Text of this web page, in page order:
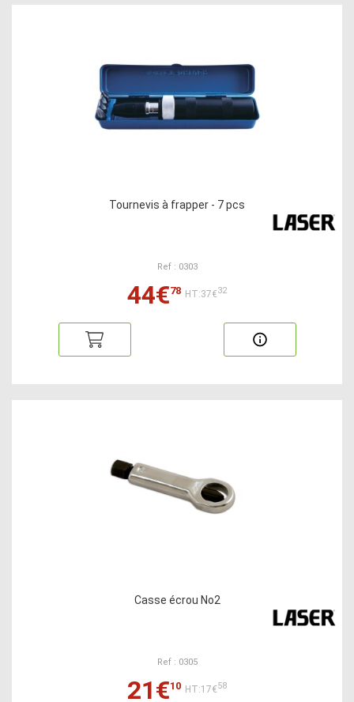
Tournevis à frapper - 7 pcs
Ref : 0303
44€78 HT:37€32
Casse écrou No2
Ref : 0305
21€10 HT:17€58